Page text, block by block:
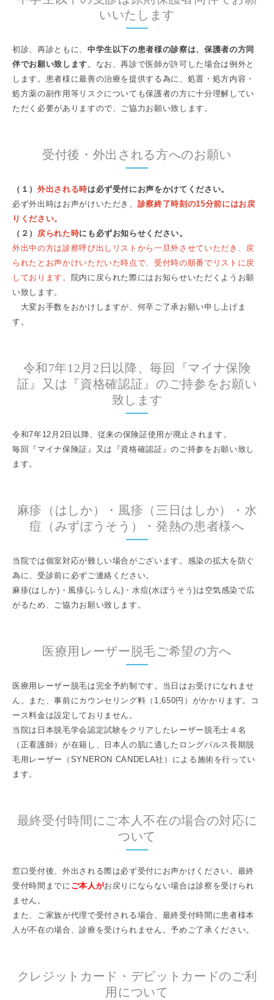
いいたします
初診、再診ともに、 中学生以下の患者様の診察は、保護者の方同
伴でお願い致します。なお、再診で医師が許可した場合は例外と
します。患者様に最善の治療を提供する為に、処置・処方内容・
処方薬の副作用等リスクについても保護者の方に十分理解してい
ただく必要がありますので、ご協力お願い致します。
受付後・外出される方へのお願い
（１） 外出される時は必ず受付にお声をかけてください。
必ず外出時はお声がけいただき、 診察終了時刻の15分前にはお戻
りください。
（２） 戻られた時にも必ずお知らせください。
外出中の方は診察呼び出しリストから一旦外させていただき、戻
られたとお声かけいただいた時点で、受付時の順番でリストに戻
しております。 院内に戻られた際にはお知らせいただくようお願
い致します。
大変お手数をおかけしますが、何卒ご了承お願い申し上げま
す。
令和7年12月2日以降、毎回『マイナ保険
証』又は『資格確認証』のご持参をお願い
致します
令和7年12月2日以降、従来の保険証使用が廃止されます。
毎回『マイナ保険証』又は『資格確認証』のご持参をお願い致し
ます。
麻疹（はしか）・風疹（三日はしか）・水
痘（みずぼうそう）・発熱の患者様へ
当院では個室対応が難しい場合がございます。感染の拡大を防ぐ
為に、受診前に必ずご連絡ください。
麻疹(はしか)・風疹(ふうしん)・水痘(水ぼうそう)は空気感染で広
がるため、ご協力お願い致します。
医療用レーザー脱毛ご希望の方へ
医療用レーザー脱毛は完全予約制です。当日はお受けになれませ
ん。また、事前にカウンセリング料（1,650円）がかかります。コ
ース料金は設定しておりません。
当院は日本脱毛学会認定試験をクリアしたレーザー脱毛士４名
（正看護師）が在籍し、日本人の肌に適したロングパルス長期脱
毛用レーザー（SYNERON CANDELA社）による施術を行ってい
ます。
最終受付時間にご本人不在の場合の対応に
ついて
窓口受付後、外出される際は必ず受付にお声かけください。最終
受付時間までに ご本人がお戻りにならない場合は診察を受けられ
ません。
また、ご家族が代理で受付される場合、最終受付時間に患者様本
人が不在の場合、診療を受けられません。予めご了承ください。
クレジットカード・デビットカードのご利
用について